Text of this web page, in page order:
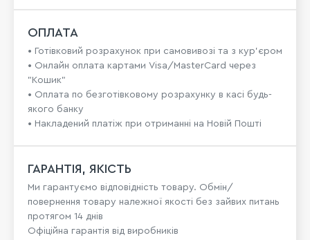
ОПЛАТА
• Готівковий розрахунок при самовивозі та з кур’єром
• Онлайн оплата картами Visa/MasterCard через
"Кошик"
• Оплата по безготівковому розрахунку в касі будь-
якого банку
• Накладений платіж при отриманні на Новій Пошті
ГАРАНТІЯ, ЯКІСТЬ
Ми гарантуємо відповідність товару. Обмін/
повернення товару належної якості без зайвих питань
протягом 14 днів
Офіційна гарантія від виробників